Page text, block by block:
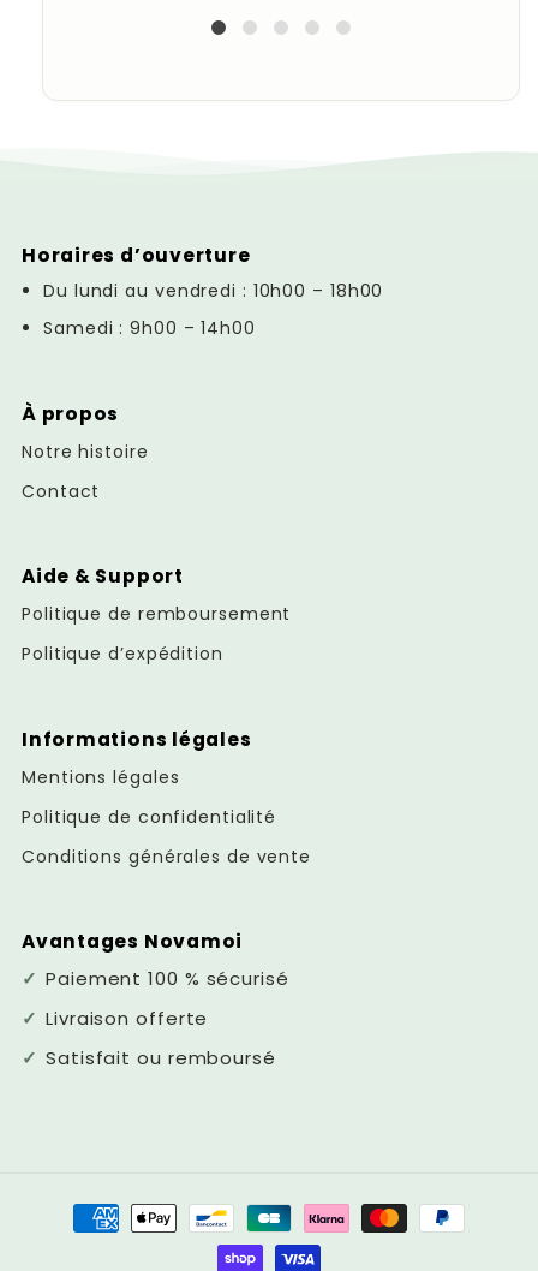
Horaires d’ouverture
Du lundi au vendredi : 10h00 – 18h00
Samedi : 9h00 – 14h00
À propos
Notre histoire
Contact
Aide & Support
Politique de remboursement
Politique d’expédition
Informations légales
Mentions légales
Politique de confidentialité
Conditions générales de vente
Avantages Novamoi
Paiement 100 % sécurisé
Livraison offerte
Satisfait ou remboursé
Moyens